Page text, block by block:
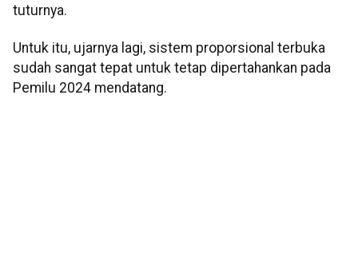
tuturnya.
Untuk itu, ujarnya lagi, sistem proporsional terbuka
sudah sangat tepat untuk tetap dipertahankan pada
Pemilu 2024 mendatang.